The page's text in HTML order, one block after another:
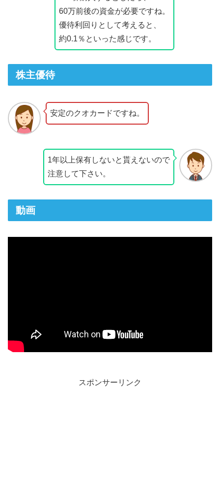
60万前後の資金が必要ですね。
優待利回りとして考えると、
約0.1％といった感じです。
株主優待
安定のクオカードですね。
1年以上保有しないと貰えないので
注意して下さい。
動画
スポンサーリンク